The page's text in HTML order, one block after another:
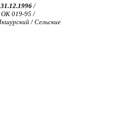
31.12.1996/
ОК 019-95 /
/ Сельские